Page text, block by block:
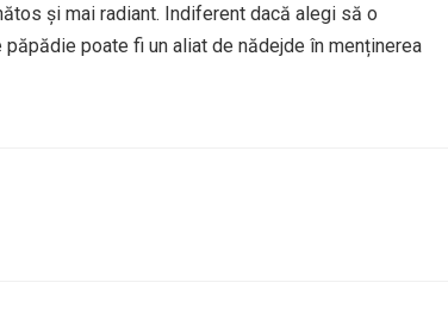
și mai radiant. Indiferent dacă alegi să o
poate fi un aliat de nădejde în menținerea